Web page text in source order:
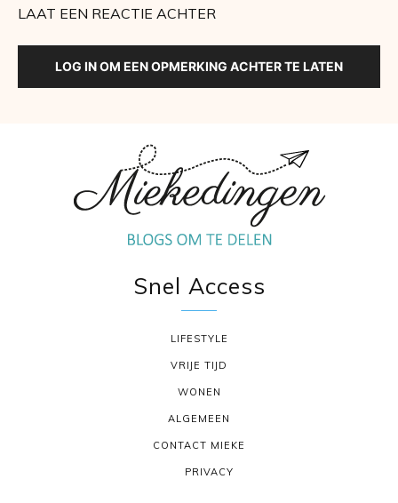
LAAT EEN REACTIE ACHTER
LOG IN OM EEN OPMERKING ACHTER TE LATEN
Snel Access
LIFESTYLE
VRIJE TIJD
WONEN
ALGEMEEN
CONTACT MIEKE
PRIVACY